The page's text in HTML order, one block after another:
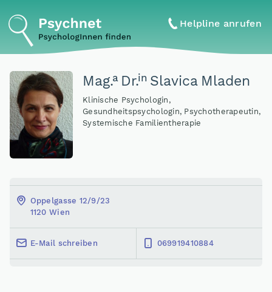
Helpline anrufen
Mag.aDr.in Slavica Mladen
Klinische Psychologin,
Gesundheitspsychologin, Psychotherapeutin,
Systemische Familientherapie
Oppelgasse 12/9/23
1120 Wien
E-Mail schreiben 069919410884